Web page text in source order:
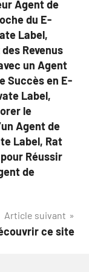
Agent de
du E-
Label,
Revenus
un Agent
Succès en E-
Label,
le
Agent de
Label, Rat
Réussir
de
Article suivant
ce site